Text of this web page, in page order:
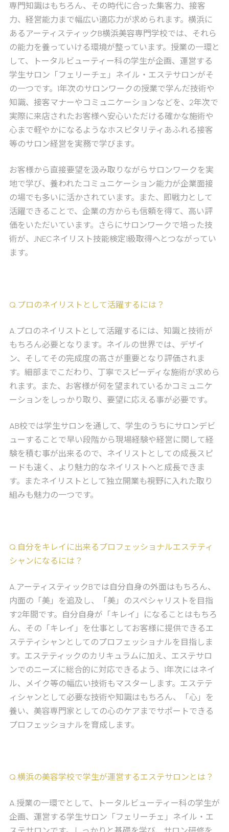
専門知識はもちろん、その時代に合った集客力、接客
力、経営能力まで幅広い適応力が求められます。横浜に
あるアーティスティックB横浜美容専門学校では、それら
の能力を養っていける環境が整っています。授業の一環と
して、トータルビューティー科の学生が企画、運営する
学生サロン「フェリーチェ」ネイル・エステサロンがそ
の一つです。1年次のサロンワークの授業で学んだ技術や
知識、接客マナーやコミュニケーションなどを、2年次で
実際に来店されたお客様へ安心いただける確かな施術や
心まで軽やかになるようなホスピタリティあふれる接客
等のサロン経営を実務で学びます。
お客様から直接要望を汲み取りながらサロンワークを実
地で学び、養われたコミュニケーション能力が企業面接
の場でも多いに活かされています。また、即戦力として
活躍できることで、企業の方からも信頼を得て、高い評
価をいただいています。さらにサロンワークで培った技
術が、JNECネイリスト技能検定1級取得へとつながってい
ます。
Q.プロのネイリストとして活躍するには？
A.プロのネイリストとして活躍するには、知識と技術が
もちろん必要となります。ネイルの世界では、デザイ
ン、そしてその完成度の高さが重要となり評価されま
す。細部までこだわり、丁寧でスピーディな施術が求めら
れます。また、お客様が何を望まれているかコミュニケ
ーションをしっかり取り、要望に応える事が必要です。
AB校では学生サロンを通して、学生のうちにサロンデビ
ューすることで早い段階から現場経験や経営に関して経
験を積む事が出来るので、ネイリストとしての成長スピ
ードも速く、より魅力的なネイリストへと成長できま
す。またネイリストとして独立開業も視野に入れた取り
組みも魅力の一つです。
Q.自分をキレイに出来るプロフェッショナルエステティ
シャンになるには？
A.アーティスティックBでは自分自身の外面はもちろん、
内面の「美」を追及し、「美」のスペシャリストを目指
す2年間です。自分自身が「キレイ」になることはもちろ
ん、その「キレイ」を仕事としてお客様に提供できるエ
ステティシャンとしてのプロフェッショナルを目指しま
す。エステティックのカリキュラムに加え、エステサロ
ンでのニーズに総合的に対応できるよう、1年次にはネイ
ル、メイク等の幅広い技術もマスターします。エステテ
ィシャンとして必要な技術や知識はもちろん、「心」を
養い、美容専門家としての心のケアまでサポートできる
プロフェッショナルを育成します。
Q.横浜の美容学校で学生が運営するエステサロンとは？
A.授業の一環でとして、トータルビューティー科の学生が
企画、運営する学生サロン「フェリーチェ」ネイル・エ